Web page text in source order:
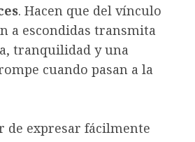
. Hacen que del vínculo
a escondidas transmita
tranquilidad y una
cuando pasan a la
de expresar fácilmente